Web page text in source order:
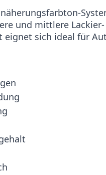
und mittlere
eignet sich ideal für